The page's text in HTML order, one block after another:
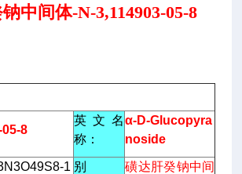
中间体-N-3,114903-05-8
05-8
英 文 名
称：
α-D-Glucopyra
noside
1 别 磺达肝癸钠中间